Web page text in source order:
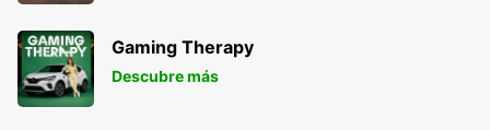
Gaming Therapy
Descubre más